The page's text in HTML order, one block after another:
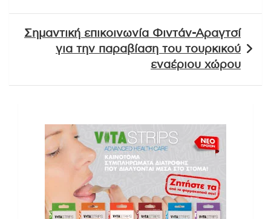
Σημαντική επικοινωνία Φιντάν-Αραγτσί
για την παραβίαση του τουρκικού
εναέριου χώρου